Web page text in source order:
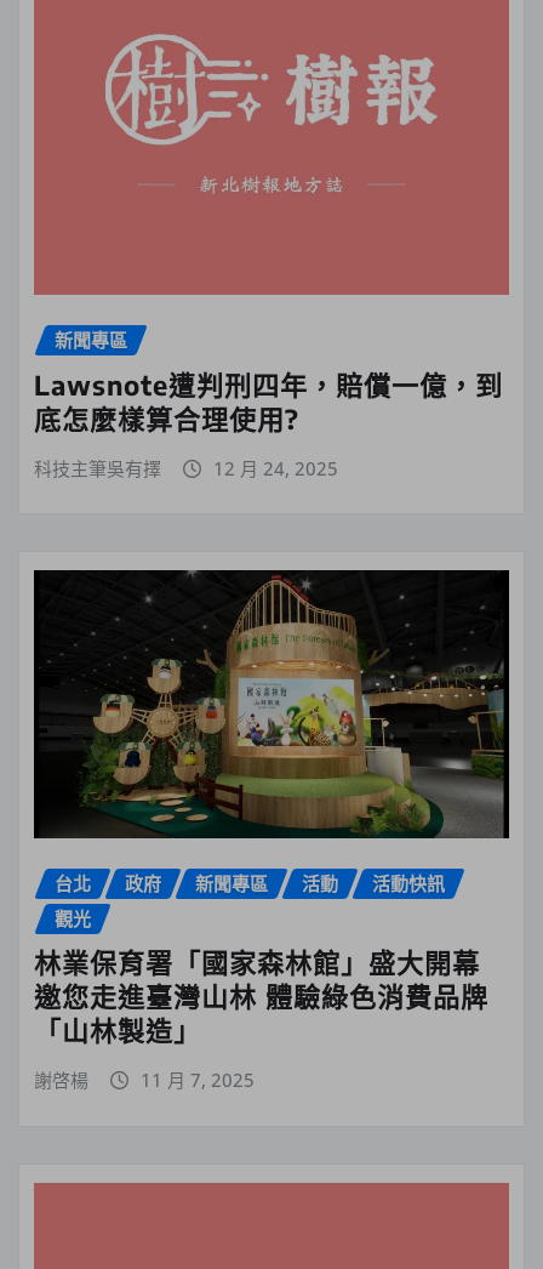
新聞專區
Lawsnote遭判刑四年，賠償一億，到
底怎麼樣算合理使用?
科技主筆吳有擇 12 月 24, 2025
台北 政府 新聞專區 活動
活動快訊
觀光
林業保育署「國家森林館」盛大開幕
邀您走進臺灣山林 體驗綠色消費品牌
「山林製造」
謝啓楊 11 月 7, 2025